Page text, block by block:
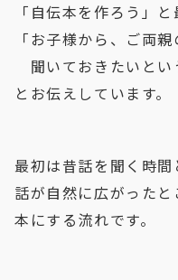
「自伝本を作ろう」
「お子様から、ご両
聞いておきたいとい
とお伝えしています。
最初は昔話を聞く時間
話が自然に広がったと
本にする流れです。